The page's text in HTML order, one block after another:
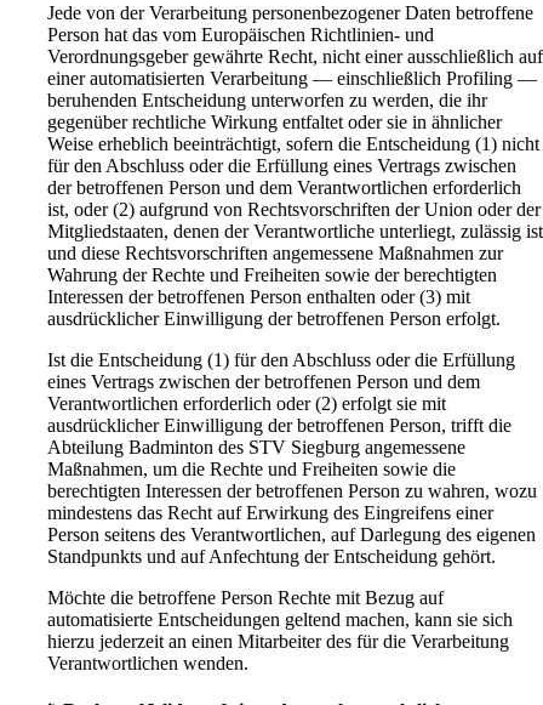
Jede von der Verarbeitung personenbezogener Daten betroffene
Person hat das vom Europäischen Richtlinien- und
Verordnungsgeber gewährte Recht, nicht einer ausschließlich auf
einer automatisierten Verarbeitung — einschließlich Profiling —
beruhenden Entscheidung unterworfen zu werden, die ihr
gegenüber rechtliche Wirkung entfaltet oder sie in ähnlicher
Weise erheblich beeinträchtigt, sofern die Entscheidung (1) nicht
für den Abschluss oder die Erfüllung eines Vertrags zwischen
der betroffenen Person und dem Verantwortlichen erforderlich
ist, oder (2) aufgrund von Rechtsvorschriften der Union oder der
Mitgliedstaaten, denen der Verantwortliche unterliegt, zulässig ist
und diese Rechtsvorschriften angemessene Maßnahmen zur
Wahrung der Rechte und Freiheiten sowie der berechtigten
Interessen der betroffenen Person enthalten oder (3) mit
ausdrücklicher Einwilligung der betroffenen Person erfolgt.
Ist die Entscheidung (1) für den Abschluss oder die Erfüllung
eines Vertrags zwischen der betroffenen Person und dem
Verantwortlichen erforderlich oder (2) erfolgt sie mit
ausdrücklicher Einwilligung der betroffenen Person, trifft die
Abteilung Badminton des STV Siegburg angemessene
Maßnahmen, um die Rechte und Freiheiten sowie die
berechtigten Interessen der betroffenen Person zu wahren, wozu
mindestens das Recht auf Erwirkung des Eingreifens einer
Person seitens des Verantwortlichen, auf Darlegung des eigenen
Standpunkts und auf Anfechtung der Entscheidung gehört.
Möchte die betroffene Person Rechte mit Bezug auf
automatisierte Entscheidungen geltend machen, kann sie sich
hierzu jederzeit an einen Mitarbeiter des für die Verarbeitung
Verantwortlichen wenden.